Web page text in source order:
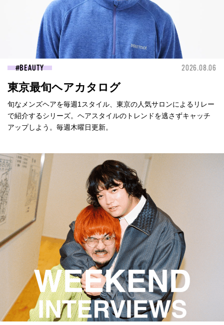
BEAUTY 2026.08.06
東京最旬ヘアカタログ
旬なメンズヘアを毎週1スタイル、東京の人気サロンによるリレー
で紹介するシリーズ。ヘアスタイルのトレンドを逃さずキャッチ
アップしよう。毎週木曜日更新。